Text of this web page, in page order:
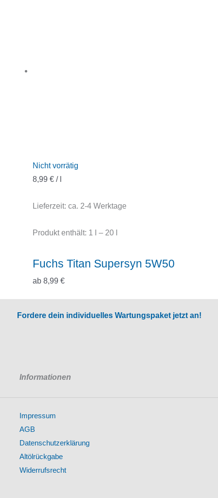
Nicht vorrätig
8,99 €/
Lieferzeit: ca. 2-4 Werktage
Produkt enthält: 1 – 20
Fuchs Titan Supersyn 5W50
ab 8,99 €
Fordere dein individuelles Wartungspaket jetzt an!
Informationen
Impressum
AGB
Datenschutzerklärung
Altölrückgabe
Widerrufsrecht